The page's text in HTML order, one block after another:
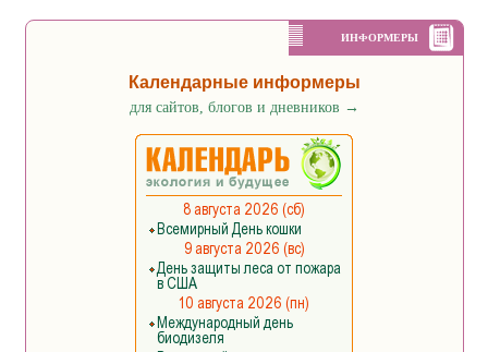
ИНФОРМЕРЫ
Календарные информеры
для сайтов, блогов и дневников →